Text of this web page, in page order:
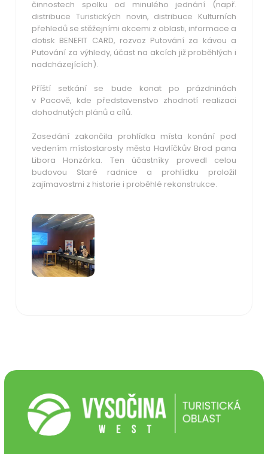
činnostech spolku od minulého jednání (např.
distribuce Turistických novin, distribuce Kulturních
přehledů se stěžejními akcemi z oblasti, informace a
dotisk BENEFIT CARD, rozvoz Putování za kávou a
Putování za výhledy, účast na akcích již proběhlých i
nadcházejících).
Příští setkání se bude konat po prázdninách
v Pacově, kde představenstvo zhodnotí realizaci
dohodnutých plánů a cílů.
Zasedání zakončila prohlídka místa konání pod
vedením místostarosty města Havlíčkův Brod pana
Libora Honzárka. Ten účastníky provedl celou
budovou Staré radnice a prohlídku proložil
zajímavostmi z historie i proběhlé rekonstrukce.